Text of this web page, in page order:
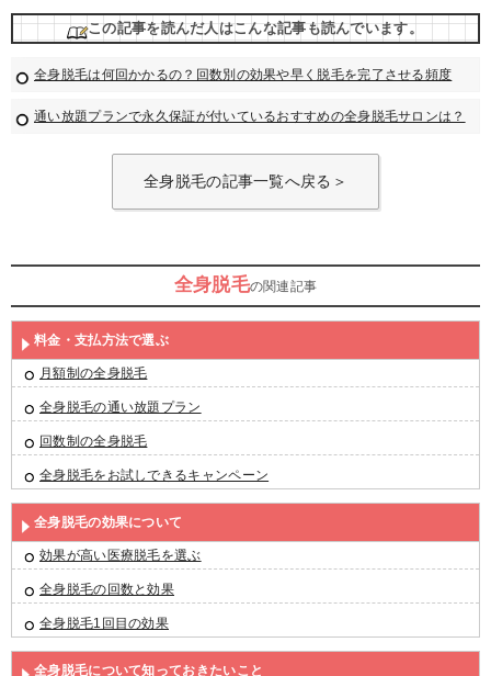
この記事を読んだ人はこんな記事も読んでいます。
全身脱毛は何回かかるの？回数別の効果や早く脱毛を完了させる頻度
通い放題プランで永久保証が付いているおすすめの全身脱毛サロンは？
全身脱毛の記事一覧へ戻る＞
全身脱毛の関連記事
料金・支払方法で選ぶ
月額制の全身脱毛
全身脱毛の通い放題プラン
回数制の全身脱毛
全身脱毛をお試しできるキャンペーン
全身脱毛の効果について
効果が高い医療脱毛を選ぶ
全身脱毛の回数と効果
全身脱毛1回目の効果
全身脱毛について知っておきたいこと